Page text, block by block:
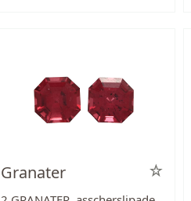
Granater